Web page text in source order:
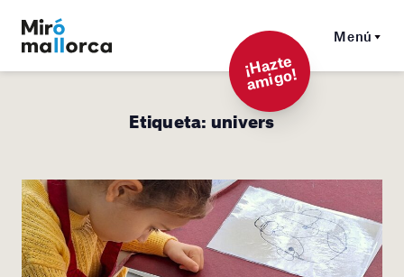
Menú
¡
Hazt
e
a
mi
g
o!
Etiqueta:univers